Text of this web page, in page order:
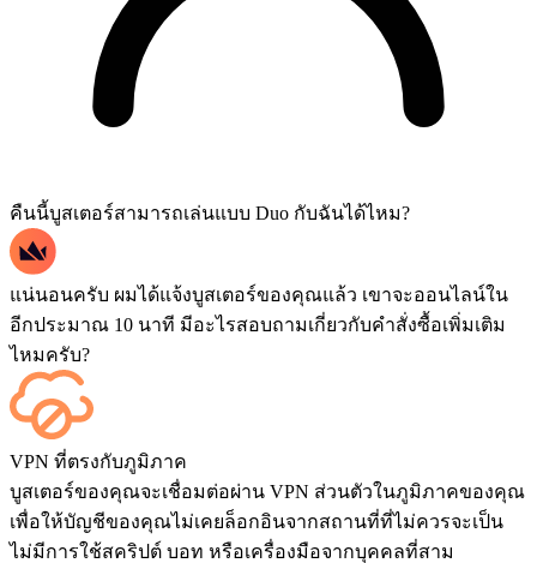
คืนนี้บูสเตอร์สามารถเล่นแบบ Duo กับฉันได้ไหม?
แน่นอนครับ ผมได้แจ้งบูสเตอร์ของคุณแล้ว เขาจะออนไลน์ใน
อีกประมาณ 10 นาที มีอะไรสอบถามเกี่ยวกับคำสั่งซื้อเพิ่มเติม
ไหมครับ?
ได้เลย ทุกแมตช์จะแสดงบนแดชบอร์ดของคุณทันทีที่จบเกม
และถ้าคุณต้องการรับชมการแข่งขันด้วยตัวเอง สามารถเพิ่ม
บริการ Streaming ได้ที่หน้าชำระเงิน
VPN ที่ตรงกับภูมิภาค
บูสเตอร์ของคุณจะเชื่อมต่อผ่าน VPN ส่วนตัวในภูมิภาคของคุณ
เพื่อให้บัญชีของคุณไม่เคยล็อกอินจากสถานที่ที่ไม่ควรจะเป็น
ไม่มีการใช้สคริปต์ บอท หรือเครื่องมือจากบุคคลที่สาม